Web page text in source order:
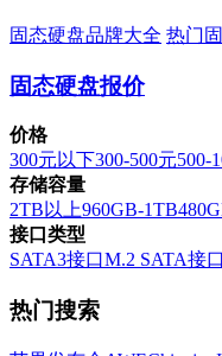
固态硬盘品牌大全 热门
固态硬盘报价
价格
300元以下300-500元500-
存储容量
2TB以上960GB-1TB
接口类型
SATA3接口M.2 SATA接口
热门搜索